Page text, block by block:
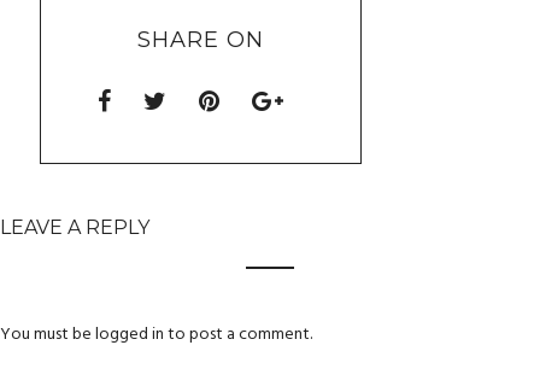
SHARE ON
LEAVE A REPLY
You must belogged into post a comment.